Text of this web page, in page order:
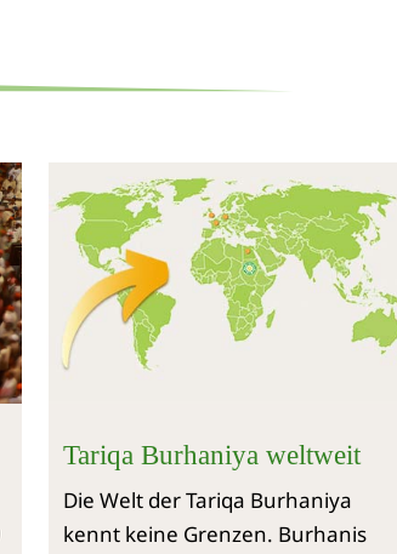
Tariqa Burhaniya weltweit
Die Welt der Tariqa Burhaniya
kennt keine Grenzen. Burhanis